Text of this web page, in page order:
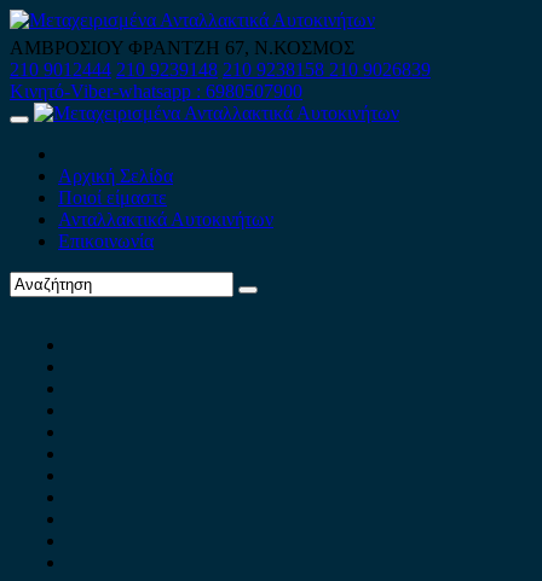
Skip
to
content
ΑΜΒΡΟΣΙΟΥ ΦΡΑΝΤΖΗ 67, Ν.ΚΟΣΜΟΣ
210 9012444 210 9239148 210 9238158 210 9026839
Κινητό-Viber-whatsapp : 6980507900
Primary
Αρχική Σελίδα
Ποιοί είμαστε
Ανταλλακτικά Αυτοκινήτων
Επικοινωνία